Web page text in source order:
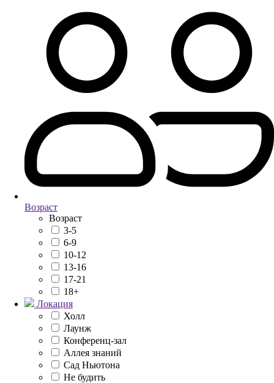
Возраст
Возраст
3-5
6-9
10-12
13-16
17-21
18+
Локация
Холл
Лаунж
Конференц-зал
Аллея знаний
Сад Ньютона
Не будить